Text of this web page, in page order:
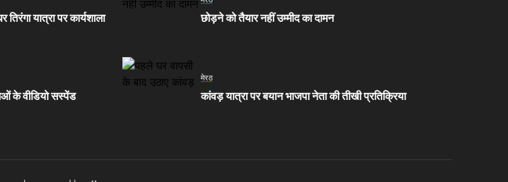
यात्रा पर कार्यशाला
के वीडियो सस्पेंड
छोड़ने को तैयार नहीं उम्मीद का दामन
मेरठ
कांवड़ यात्रा पर बयान भाजपा नेता की तीखी प्रतिक्रिया